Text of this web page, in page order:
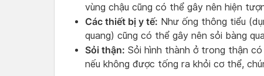
vùng chậu cũng có thể gây nên hiện
Các thiết bị y tế: Như ống thông tiểu
quang) cũng có thể gây nên sỏi bàng
Sỏi thận: Sỏi hình thành ở trong thận
nếu không được tống ra khỏi cơ thể,